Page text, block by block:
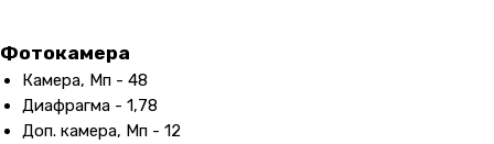
Фотокамера
Камера, Мп - 48
Диафрагма - 1,78
Доп. камера, Мп - 12